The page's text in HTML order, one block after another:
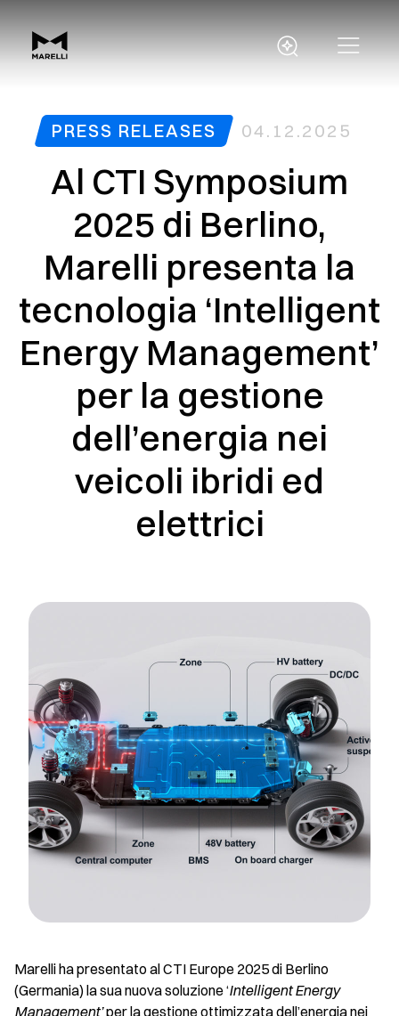
PRESS RELEASES 04.12.2025
Al CTI Symposium
2025 di Berlino,
Marelli presenta la
tecnologia ‘Intelligent
Energy Management’
per la gestione
dell’energia nei
veicoli ibridi ed
elettrici
Marelli ha presentato al CTI Europe 2025 di Berlino
(Germania) la sua nuova soluzione ‘Intelligent Energy
Management’per la gestione ottimizzata dell’energia nei